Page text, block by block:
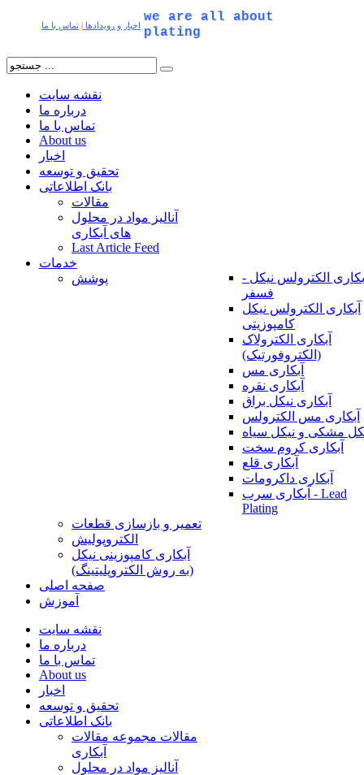
اخبار و رویدادها تماس با ما
we are all about
plating
نقشه سایت
درباره ما
تماس با ما
About us
اخبار
تحقیق و توسعه
بانک اطلاعاتی
مقالات
آنالیز مواد در محلول
های آبکاری
Last Article Feed
خدمات
پوشش
الکترولس نیکل -
فسفر
آبکاری الکترولس نیکل
کامپوزیتی
آبکاری الکترولاک
(الکتروفورتیک)
آبکاری مس
آبکاری نقره
آبکاری نیکل براق
آبکاری مس الکترولس
مشکی و نیکل سیاه
آبکاری کروم سخت
آبکاری قلع
آبکاری داکرومات
آبکاری سرب - Lead
Plating
تعمیر و بازسازی قطعات
الکتروپولیش
آبکاری کامپوزینی نیکل
(به روش الکتروپلیتینگ)
صفحه اصلی
آموزش
نقشه سایت
درباره ما
تماس با ما
About us
اخبار
تحقیق و توسعه
بانک اطلاعاتی
مقالات مجموعه مقالات
آبکاری
آنالیز مواد در محلول